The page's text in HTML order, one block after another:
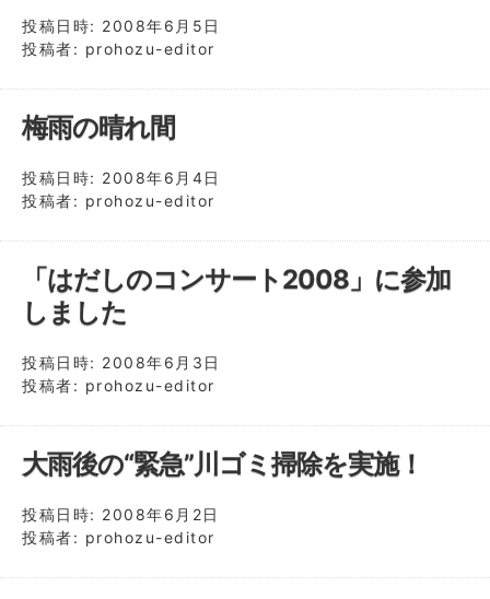
投稿日時: 2008年6月5日
投稿者: prohozu-editor
梅雨の晴れ間
投稿日時: 2008年6月4日
投稿者: prohozu-editor
「はだしのコンサート2008」に参加
しました
投稿日時: 2008年6月3日
投稿者: prohozu-editor
大雨後の“緊急”川ゴミ掃除を実施！
投稿日時: 2008年6月2日
投稿者: prohozu-editor